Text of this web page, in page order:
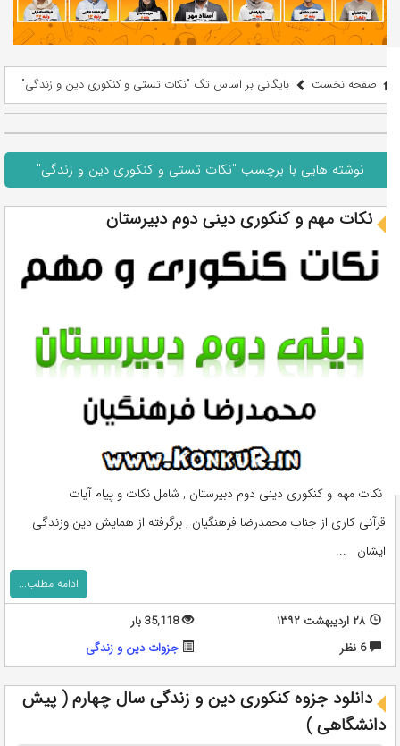
صفحه نخست بایگانی بر اساس تگ "نکات تستی و کنکوری دین و زندگی"
نوشته هایی با برچسب "نکات تستی و کنکوری دین و زندگی"
نکات مهم و کنکوری دینی دوم دبیرستان
نکات مهم و کنکوری دینی دوم دبیرستان , شامل نکات و پیام آیات
قرآنی کاری از جناب محمدرضا فرهنگیان , برگرفته از همایش دین وزندگی
ایشان ...
ادامه مطلب...
۲۸ اردیبهشت ۱۳۹۲
35,118 بار
6 نظر
جزوات دین و زندگی
دانلود جزوه کنکوری دین و زندگی سال چهارم ( پیش
دانشگاهی )